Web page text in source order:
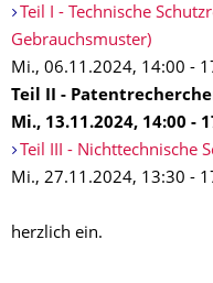
Teil I - Technische
Gebrauchsmuster)
Mi., 06.11.2024, 14:00 -
Teil II -
Mi., 13.11.2024, 14:00 -
Teil III - Nichttechnische
Mi., 27.11.2024, 13:30 -
herzlich ein.